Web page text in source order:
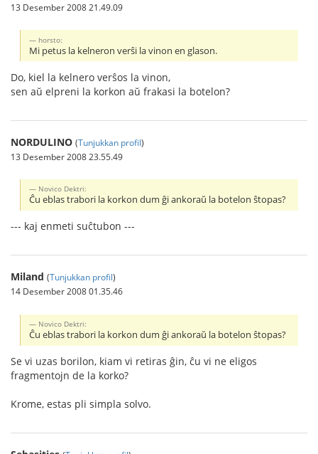
13 Desember 2008 21.49.09
horsto:
Mi petus la kelneron verŝi la vinon en glason.
Do, kiel la kelnero verŝos la vinon,
sen aŭ elpreni la korkon aŭ frakasi la botelon?
NORDULINO (Tunjukkan profil)
13 Desember 2008 23.55.49
Novico Dektri:
Ĉu eblas trabori la korkon dum ĝi ankoraŭ la botelon ŝtopas?
--- kaj enmeti suĉtubon ---
Miland (Tunjukkan profil)
14 Desember 2008 01.35.46
Novico Dektri:
Ĉu eblas trabori la korkon dum ĝi ankoraŭ la botelon ŝtopas?
Se vi uzas borilon, kiam vi retiras ĝin, ĉu vi ne eligos
fragmentojn de la korko?
Krome, estas pli simpla solvo.